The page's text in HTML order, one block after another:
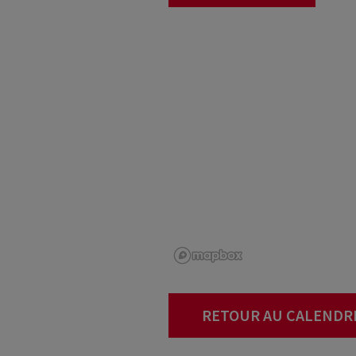
RETOUR AU